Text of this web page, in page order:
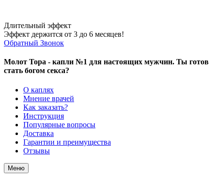
Длительный эффект
Эффект держится от 3 до 6 месяцев!
Обратный Звонок
Молот Тора - капли №1 для настоящих мужчин. Ты готов
стать богом секса?
О каплях
Мнение врачей
Как заказать?
Инструкция
Популярные вопросы
Доставка
Гарантии и преимущества
Отзывы
Меню